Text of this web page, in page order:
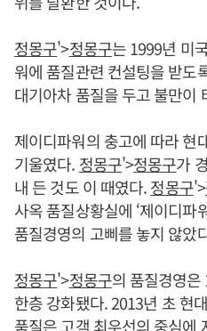
정몽구'>정몽구는 1999년 미
워에 품질관련 컨설팅을 받도
대기아차 품질을 두고 불만이
제이디파워의 충고에 따라 현
기울였다. 정몽구'>정몽구가
내 든 것도 이 때였다.정몽구'>
사옥 품질상황실에 ‘제이디파
품질경영의 고삐를 놓지 않았
정몽구'>정몽구의 품질경영은
한층 강화됐다. 2013년 초 현
품질은 고객 최우선의 중심에